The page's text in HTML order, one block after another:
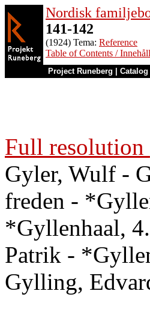
Nordisk
141-142
(1924) Tema: Reference
Table of Contents / Innehåll
Project Runeberg Catalog
Full
Gyler, Wulf -
freden -
*Gyllenhaal,
Patrik -
Gylling,